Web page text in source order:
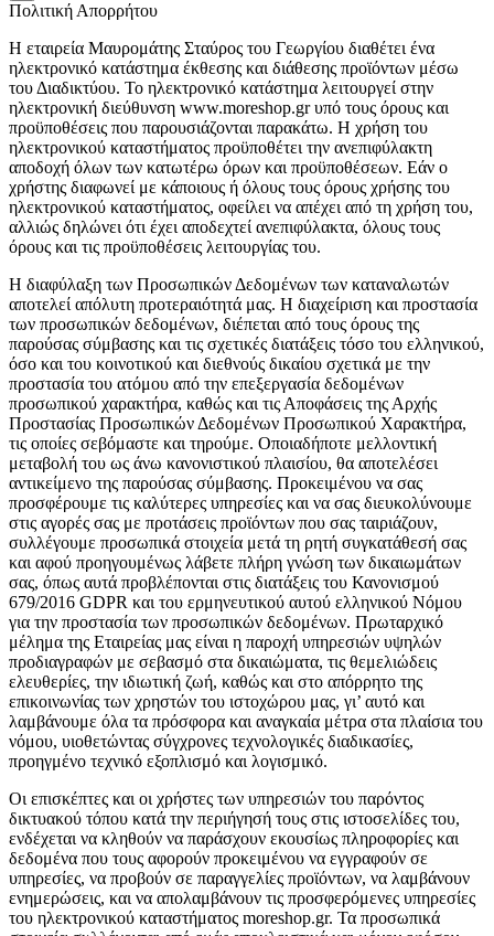
Πολιτική Απορρήτου
Η εταιρεία Μαυρομάτης Σταύρος του Γεωργίου διαθέτει ένα
ηλεκτρονικό κατάστημα έκθεσης και διάθεσης προϊόντων μέσω
του Διαδικτύου. Το ηλεκτρονικό κατάστημα λειτουργεί στην
ηλεκτρονική διεύθυνση www.moreshop.gr υπό τους όρους και
προϋποθέσεις που παρουσιάζονται παρακάτω. Η χρήση του
ηλεκτρονικού καταστήματος προϋποθέτει την ανεπιφύλακτη
αποδοχή όλων των κατωτέρω όρων και προϋποθέσεων. Εάν ο
χρήστης διαφωνεί με κάποιους ή όλους τους όρους χρήσης του
ηλεκτρονικού καταστήματος, οφείλει να απέχει από τη χρήση του,
αλλιώς δηλώνει ότι έχει αποδεχτεί ανεπιφύλακτα, όλους τους
όρους και τις προϋποθέσεις λειτουργίας του.
Η διαφύλαξη των Προσωπικών Δεδομένων των καταναλωτών
αποτελεί απόλυτη προτεραιότητά μας. Η διαχείριση και προστασία
των προσωπικών δεδομένων, διέπεται από τους όρους της
παρούσας σύμβασης και τις σχετικές διατάξεις τόσο του ελληνικού,
όσο και του κοινοτικού και διεθνούς δικαίου σχετικά με την
προστασία του ατόμου από την επεξεργασία δεδομένων
προσωπικού χαρακτήρα, καθώς και τις Αποφάσεις της Αρχής
Προστασίας Προσωπικών Δεδομένων Προσωπικού Χαρακτήρα,
τις οποίες σεβόμαστε και τηρούμε. Οποιαδήποτε μελλοντική
μεταβολή του ως άνω κανονιστικού πλαισίου, θα αποτελέσει
αντικείμενο της παρούσας σύμβασης. Προκειμένου να σας
προσφέρουμε τις καλύτερες υπηρεσίες και να σας διευκολύνουμε
στις αγορές σας με προτάσεις προϊόντων που σας ταιριάζουν,
συλλέγουμε προσωπικά στοιχεία μετά τη ρητή συγκατάθεσή σας
και αφού προηγουμένως λάβετε πλήρη γνώση των δικαιωμάτων
σας, όπως αυτά προβλέπονται στις διατάξεις του Κανονισμού
679/2016 GDPR και του ερμηνευτικού αυτού ελληνικού Νόμου
για την προστασία των προσωπικών δεδομένων. Πρωταρχικό
μέλημα της Εταιρείας μας είναι η παροχή υπηρεσιών υψηλών
προδιαγραφών με σεβασμό στα δικαιώματα, τις θεμελιώδεις
ελευθερίες, την ιδιωτική ζωή, καθώς και στο απόρρητο της
επικοινωνίας των χρηστών του ιστοχώρου μας, γι’ αυτό και
λαμβάνουμε όλα τα πρόσφορα και αναγκαία μέτρα στα πλαίσια του
νόμου, υιοθετώντας σύγχρονες τεχνολογικές διαδικασίες,
προηγμένο τεχνικό εξοπλισμό και λογισμικό.
Οι επισκέπτες και οι χρήστες των υπηρεσιών του παρόντος
δικτυακού τόπου κατά την περιήγησή τους στις ιστοσελίδες του,
ενδέχεται να κληθούν να παράσχουν εκουσίως πληροφορίες και
δεδομένα που τους αφορούν προκειμένου να εγγραφούν σε
υπηρεσίες, να προβούν σε παραγγελίες προϊόντων, να λαμβάνουν
ενημερώσεις, και να απολαμβάνουν τις προσφερόμενες υπηρεσίες
του ηλεκτρονικού καταστήματος moreshop.gr. Τα προσωπικά